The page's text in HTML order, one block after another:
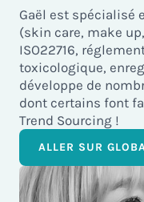
Gaël est spécialisé
(skin care, make
ISO22716,
toxicologique,
développe de
dont certains font
Trend Sourcing !
ALLER SUR